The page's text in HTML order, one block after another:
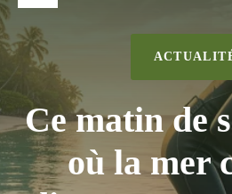
Ce matin de
où la mer